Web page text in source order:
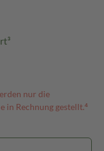
nur die
in Rechnung gestellt.⁴